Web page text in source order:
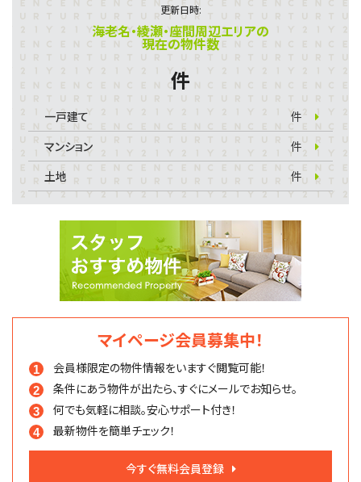
更新日時:
海老名・綾瀬・座間周辺エリアの
現在の物件数
件
一戸建て
件
マンション
件
土地
件
マイページ会員募集中！
会員様限定の物件情報をいますぐ閲覧可能！
条件にあう物件が出たら、すぐにメールでお知らせ。
何でも気軽に相談。安心サポート付き！
最新物件を簡単チェック！
今すぐ無料会員登録